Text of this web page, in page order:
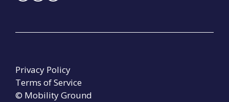
© Mobility Ground
Privacy Policy
Terms of Service